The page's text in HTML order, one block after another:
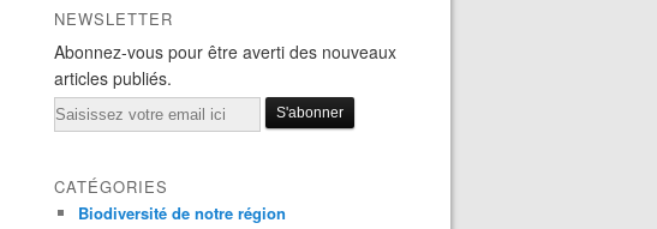
NEWSLETTER
Abonnez-vous pour être averti des nouveaux
articles publiés.
Email
CATÉGORIES
Biodiversité de notre région